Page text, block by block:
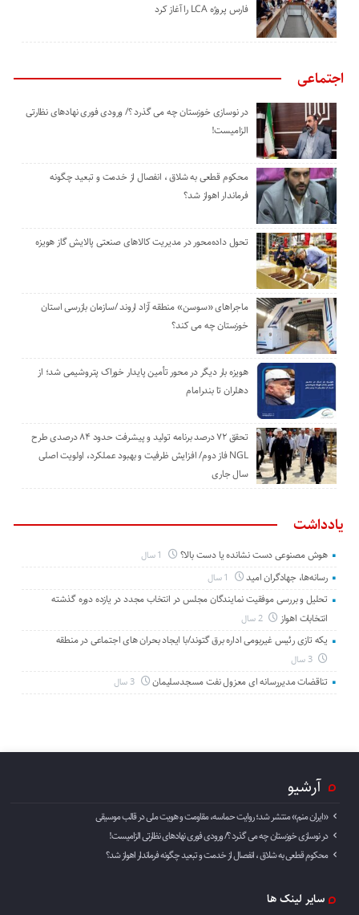
‌فارس پروژه LCA را آغاز کرد
اجتماعی
در نوسازی خوزستان چه می گذرد ؟/ ورودی فوری نهادهای نظارتی
الزامیست!
محکوم قطعی به شلاق ، انفصال از خدمت و تبعید چگونه
فرماندار اهواز شد؟
تحول داده‌محور در مدیریت کالاهای صنعتی پالایش گاز هویزه
ماجراهای «سوسن» منطقه آزاد اروند /سازمان بازرسی استان
خوزستان چه می کند؟
هویزه بار دیگر در محور تأمین پایدار خوراک پتروشیمی شد؛ از
دهلران تا بندرامام
تحقق ۷۲ درصد برنامه تولید و پیشرفت حدود ۸۴ درصدی طرح
NGL فاز دوم/ افزایش ظرفیت و بهبود عملکرد، اولویت اصلی
سال جاری
یادداشت
هوش مصنوعی دست نشانده یا دست بالا؟
رسانه‌ها، جهادگران امید
تحلیل و بررسی موفقیت نمایندگان مجلس در انتخاب مجدد در یازده دوره گذشته
انتخابات اهواز
2 سال
یکه تازی رئیس غیربومی اداره برق گتوند/با ایجاد بحران های اجتماعی در منطقه
3 سال
تناقضات مدیررسانه ای معزول نفت مسجدسلیمان 3 سال
آرشیو
«ایران منم» منتشر شد؛ روایت حماسه، مقاومت و هویت ملی در قالب موسیقی
در نوسازی خوزستان چه می گذرد ؟/ ورودی فوری نهادهای نظارتی الزامیست!
محکوم قطعی به شلاق ، انفصال از خدمت و تبعید چگونه فرماندار اهواز شد؟
سایر لینک ها